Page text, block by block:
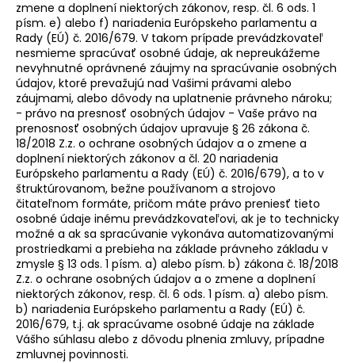
zmene a doplnení niektorých zákonov, resp. čl. 6 ods. 1
písm. e) alebo f) nariadenia Európskeho parlamentu a
Rady (EÚ) č. 2016/679. V takom prípade prevádzkovateľ
nesmieme spracúvať osobné údaje, ak nepreukážeme
nevyhnutné oprávnené záujmy na spracúvanie osobných
údajov, ktoré prevažujú nad Vašimi právami alebo
záujmami, alebo dôvody na uplatnenie právneho nároku;
- právo na presnosť osobných údajov - Vaše právo na
prenosnosť osobných údajov upravuje § 26 zákona č.
18/2018 Z.z. o ochrane osobných údajov a o zmene a
doplnení niektorých zákonov a čl. 20 nariadenia
Európskeho parlamentu a Rady (EÚ) č. 2016/679), a to v
štruktúrovanom, bežne používanom a strojovo
čitateľnom formáte, pričom máte právo preniesť tieto
osobné údaje inému prevádzkovateľovi, ak je to technicky
možné a ak sa spracúvanie vykonáva automatizovanými
prostriedkami a prebieha na základe právneho základu v
zmysle § 13 ods. 1 písm. a) alebo písm. b) zákona č. 18/2018
Z.z. o ochrane osobných údajov a o zmene a doplnení
niektorých zákonov, resp. čl. 6 ods. 1 písm. a) alebo písm.
b) nariadenia Európskeho parlamentu a Rady (EÚ) č.
2016/679, t.j. ak spracúvame osobné údaje na základe
Vášho súhlasu alebo z dôvodu plnenia zmluvy, prípadne
zmluvnej povinnosti.